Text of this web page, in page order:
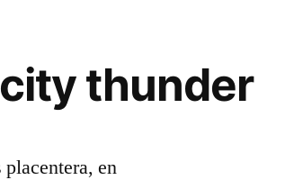
thunder
en